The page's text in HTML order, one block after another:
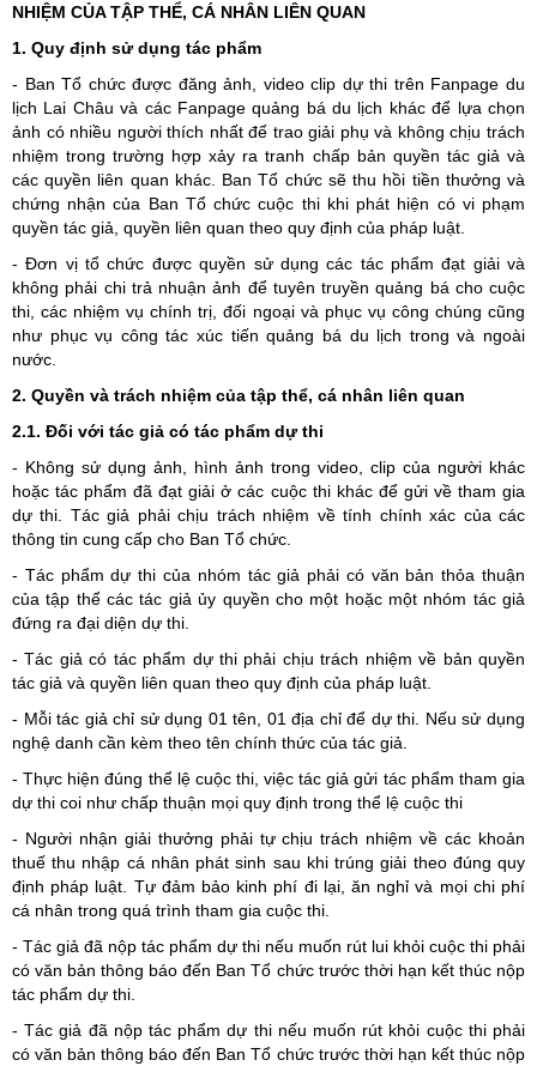
NHIỆM CỦA TẬP THỂ, CÁ NHÂN LIÊN QUAN
1. Quy định sử dụng tác phẩm
- Ban Tổ chức được đăng ảnh, video clip dự thi trên Fanpage du
lịch Lai Châu và các Fanpage quảng bá du lịch khác để lựa chọn
ảnh có nhiều người thích nhất để trao giải phụ và không chịu trách
nhiệm trong trường hợp xảy ra tranh chấp bản quyền tác giả và
các quyền liên quan khác. Ban Tổ chức sẽ thu hồi tiền thưởng và
chứng nhận của Ban Tổ chức cuộc thi khi phát hiện có vi phạm
quyền tác giả, quyền liên quan theo quy định của pháp luật.
- Đơn vị tổ chức được quyền sử dụng các tác phẩm đạt giải và
không phải chi trả nhuận ảnh để tuyên truyền quảng bá cho cuộc
thi, các nhiệm vụ chính trị, đối ngoại và phục vụ công chúng cũng
như phục vụ công tác xúc tiến quảng bá du lịch trong và ngoài
nước.
2. Quyền và trách nhiệm của tập thể, cá nhân liên quan
2.1. Đối với tác giả có tác phẩm dự thi
- Không sử dụng ảnh, hình ảnh trong video, clip của người khác
hoặc tác phẩm đã đạt giải ở các cuộc thi khác để gửi về tham gia
dự thi. Tác giả phải chịu trách nhiệm về tính chính xác của các
thông tin cung cấp cho Ban Tổ chức.
- Tác phẩm dự thi của nhóm tác giả phải có văn bản thỏa thuận
của tập thể các tác giả ủy quyền cho một hoặc một nhóm tác giả
đứng ra đại diện dự thi.
- Tác giả có tác phẩm dự thi phải chịu trách nhiệm về bản quyền
tác giả và quyền liên quan theo quy định của pháp luật.
- Mỗi tác giả chỉ sử dụng 01 tên, 01 địa chỉ để dự thi. Nếu sử dụng
nghệ danh cần kèm theo tên chính thức của tác giả.
- Thực hiện đúng thể lệ cuộc thi, việc tác giả gửi tác phẩm tham gia
dự thi coi như chấp thuận mọi quy định trong thể lệ cuộc thi
- Người nhận giải thưởng phải tự chịu trách nhiệm về các khoản
thuế thu nhập cá nhân phát sinh sau khi trúng giải theo đúng quy
định pháp luật. Tự đảm bảo kinh phí đi lại, ăn nghỉ và mọi chi phí
cá nhân trong quá trình tham gia cuộc thi.
- Tác giả đã nộp tác phẩm dự thi nếu muốn rút lui khỏi cuộc thi phải
có văn bản thông báo đến Ban Tổ chức trước thời hạn kết thúc nộp
tác phẩm dự thi.
- Tác giả đã nộp tác phẩm dự thi nếu muốn rút khỏi cuộc thi phải
có văn bản thông báo đến Ban Tổ chức trước thời hạn kết thúc nộp